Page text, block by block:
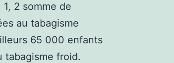
2 somme de
au tabagisme
65 000 enfants
tabagisme froid.